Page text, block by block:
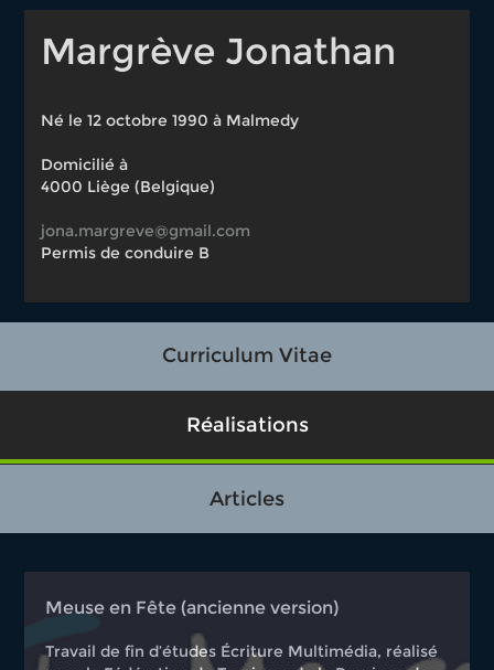
Margrève Jonathan
Né le 12 octobre 1990 à Malmedy
Domicilié à
4000 Liège (Belgique)
jona.margreve@gmail.com
Permis de conduire B
Curriculum Vitae
Réalisations
Articles
Meuse en Fête (ancienne version)
Travail de fin d’études Écriture Multimédia, réalisé